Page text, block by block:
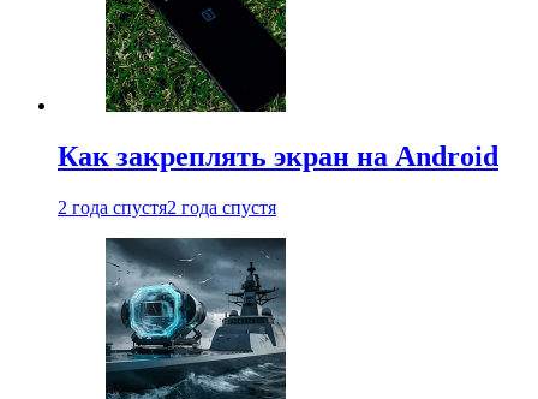
Как закреплять экран на Android
2 года спустя2 года спустя